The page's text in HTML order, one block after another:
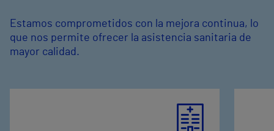
Estamos comprometidos con la mejora continua, lo
que nos permite ofrecer la asistencia sanitaria de
mayor calidad.